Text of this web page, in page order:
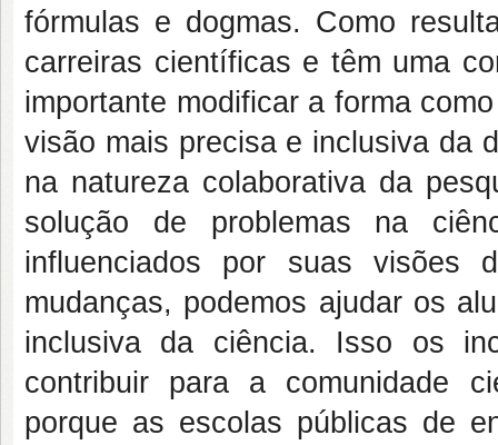
fórmulas e dogmas. Como
carreiras científicas e têm uma
importante modificar a forma
visão mais precisa e inclusiva da
na natureza colaborativa da
solução de problemas na
influenciados por suas visões
mudanças, podemos ajudar os
inclusiva da ciência. Isso os
contribuir para a comunidade
porque as escolas públicas de